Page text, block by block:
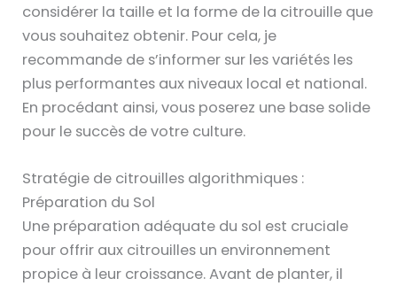
considérer la taille et la forme de la citrouille que
vous souhaitez obtenir. Pour cela, je
recommande de s’informer sur les variétés les
plus performantes aux niveaux local et national.
En procédant ainsi, vous poserez une base solide
pour le succès de votre culture.
Stratégie de citrouilles algorithmiques :
Préparation du Sol
Une préparation adéquate du sol est cruciale
pour offrir aux citrouilles un environnement
propice à leur croissance. Avant de planter, il